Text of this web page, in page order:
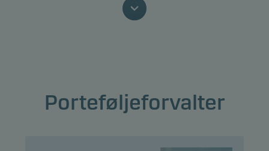
eller fordi vi ikke er i stand til at betale dig.
Dette produkt indeholder ikke nogen beskyttelse
Porteføljeforvalter